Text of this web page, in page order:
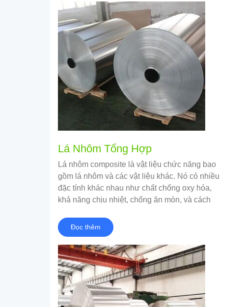
Lá Nhôm Tổng Hợp
Lá nhôm composite là vật liệu chức năng bao
gồm lá nhôm và các vật liệu khác. Nó có nhiều
đặc tính khác nhau như chất chống oxy hóa,
khả năng chịu nhiệt, chống ăn mòn, và cách
Đọc thêm